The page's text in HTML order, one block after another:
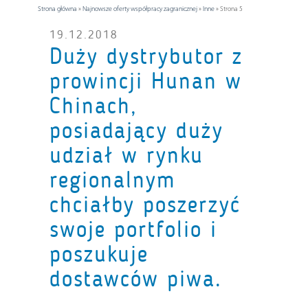
Strona główna » Najnowsze oferty współpracy zagranicznej» Inne»Strona 5
19.12.2018
Duży dystrybutor z
prowincji Hunan w
Chinach,
posiadający duży
udział w rynku
regionalnym
chciałby poszerzyć
swoje portfolio i
poszukuje
dostawców piwa.